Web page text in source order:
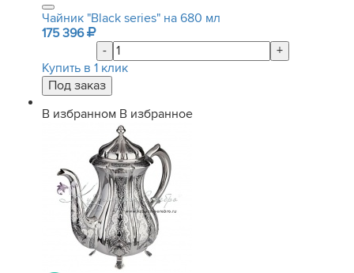
Чайник "Black series" на 680 мл
175 396
-
+
Купить в 1 клик
В избранном В избранное